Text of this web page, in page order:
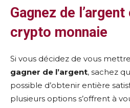
Gagnez de
crypto monnaie
Si vous décidez de vous
gagner de l’argent, sachez
possible d’obtenir entière
plusieurs options s’offrent à